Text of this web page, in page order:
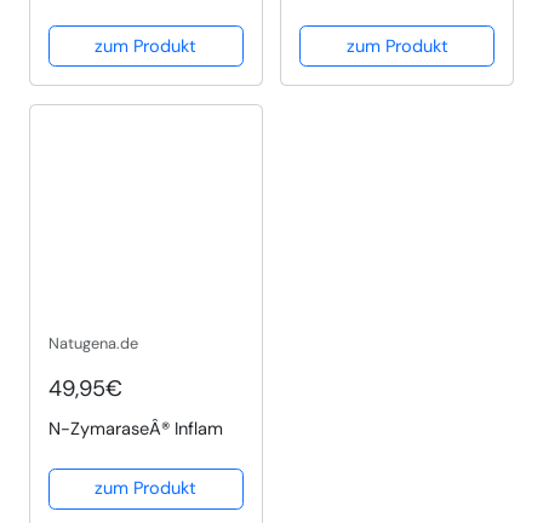
zum Produkt zum Produkt
Natugena.de
49,95€
N-ZymaraseÂ® Inflam
zum Produkt